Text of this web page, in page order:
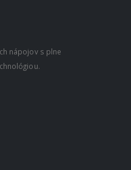
nápojov s plne